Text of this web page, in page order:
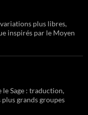
plus libres,
inspirés par le Moyen
le Sage : traduction,
grands groupes